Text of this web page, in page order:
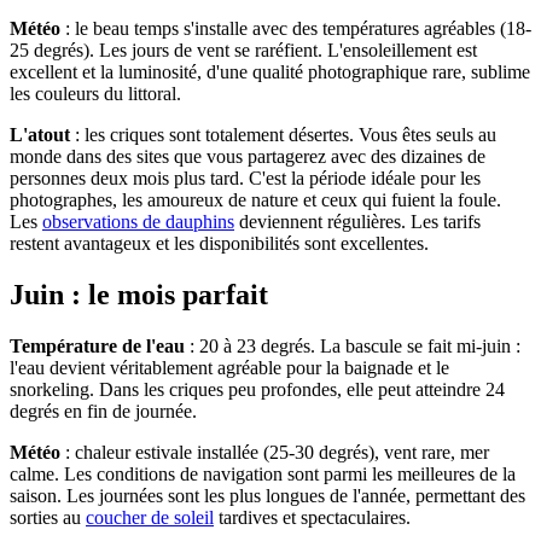
Météo : le beau temps s'installe avec des températures agréables (18-
25 degrés). Les jours de vent se raréfient. L'ensoleillement est
excellent et la luminosité, d'une qualité photographique rare, sublime
les couleurs du littoral.
L'atout: les criques sont totalement désertes. Vous êtes seuls au
monde dans des sites que vous partagerez avec des dizaines de
personnes deux mois plus tard. C'est la période idéale pour les
photographes, les amoureux de nature et ceux qui fuient la foule.
Les observations de dauphins deviennent régulières. Les tarifs
restent avantageux et les disponibilités sont excellentes.
Juin : le mois parfait
Température de l'eau : 20 à 23 degrés. La bascule se fait mi-juin :
l'eau devient véritablement agréable pour la baignade et le
snorkeling. Dans les criques peu profondes, elle peut atteindre 24
degrés en fin de journée.
Météo : chaleur estivale installée (25-30 degrés), vent rare, mer
calme. Les conditions de navigation sont parmi les meilleures de la
saison. Les journées sont les plus longues de l'année, permettant des
sorties au coucher de soleil tardives et spectaculaires.